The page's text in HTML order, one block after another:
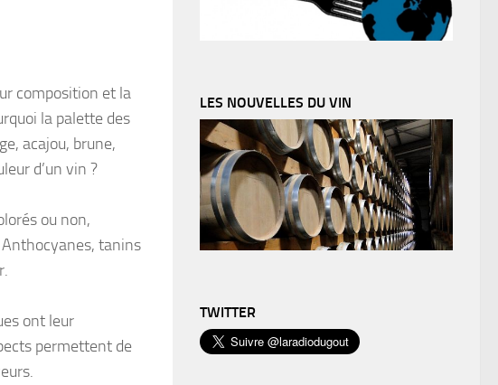
composition et la
la palette des
acajou, brune,
d’un vin ?
ou non,
tanins
ont leur
permettent de
LES NOUVELLES DU VIN
TWITTER